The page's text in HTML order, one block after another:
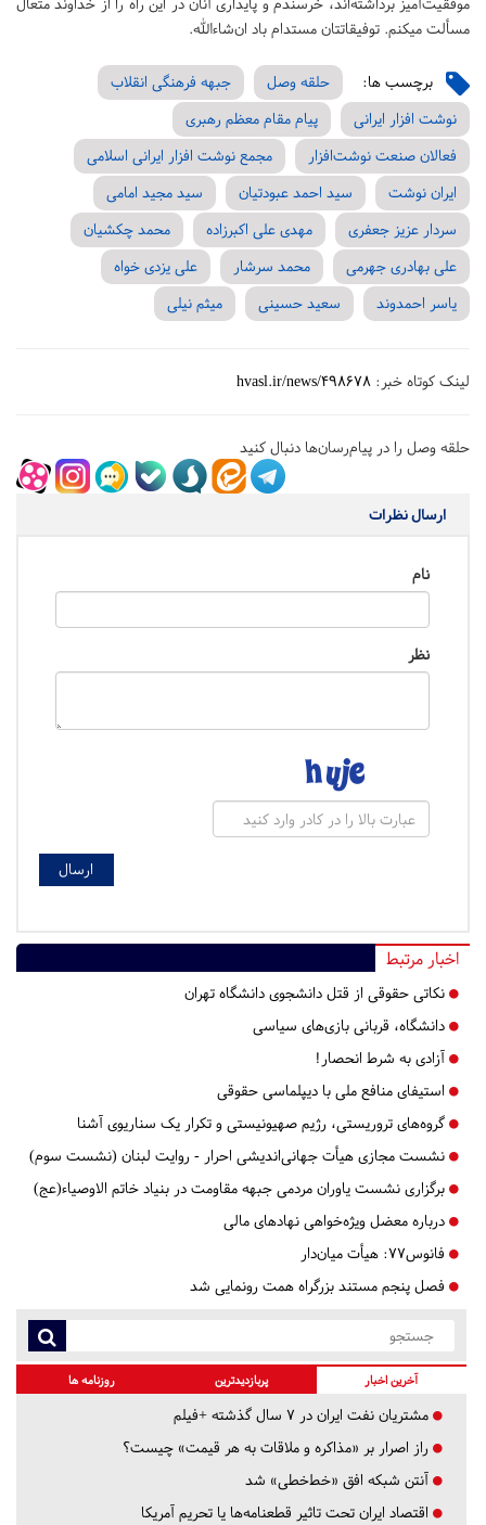
موفقیت‌آمیز برداشته‌اند، خرسندم و پایداری آنان در این راه را از خداوند متعال
مسألت میکنم. توفیقاتتان مستدام باد ان‌شاءالله.
برچسب ها: حلقه وصل
جبهه فرهنگی انقلاب
نوشت افزار ایرانی
پیام مقام معظم رهبری
فعالان صنعت نوشت‌افزار
مجمع نوشت افزار ایرانی اسلامی
ایران نوشت
سید احمد عبودتیان
سید مجید امامی
سردار عزیز جعفری
مهدی علی اکبرزاده
محمد چکشیان
علی بهادری جهرمی
محمد سرشار
علی یزدی خواه
یاسر احمدوند
سعید حسینی میثم نیلی
لینک کوتاه خبر: hvasl.ir/news/498678
حلقه وصل را در پیام‌رسان‌ها دنبال کنید
ارسال نظرات
نام
نظر
اخبار مرتبط
نکاتی حقوقی از قتل دانشجوی دانشگاه تهران
دانشگاه، قربانی بازی‌های سیاسی
آزادی به شرط انحصار!
استیفای منافع ملی با دیپلماسی حقوقی
گروه‌های تروریستی، رژیم صهیونیستی و تکرار یک سناریوی آشنا
نشست مجازی هیأت جهانی‌اندیشی احرار - روایت لبنان (نشست سوم)
برگزاری نشست یاوران مردمی جبهه مقاومت در بنیاد خاتم الاوصیاء(عج)
درباره معضل ‌ویژه‌خواهی نهاد‌های مالی
فانوس۷۷: هیأت میان‌دار
فصل پنجم مستند بزرگراه همت رونمایی شد
آخرین اخبار پربازدیدترین روزنامه ها
مشتریان نفت ایران در ۷ سال گذشته +فیلم
راز اصرار بر «مذاکره و ملاقات به هر قیمت» چیست؟
آنتن شبکه افق «خط‌خطی» شد
اقتصاد ایران تحت تاثیر قطعنامه‌ها یا تحریم‌ آمریکا